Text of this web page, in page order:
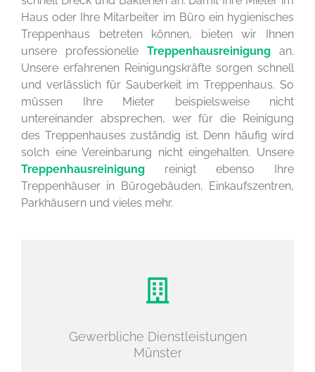
Haus oder Ihre Mitarbeiter im Büro ein hygienisches
Treppenhaus betreten können, bieten wir Ihnen
unsere professionelle Treppenhausreinigung an.
Unsere erfahrenen Reinigungskräfte sorgen schnell
und verlässlich für Sauberkeit im Treppenhaus. So
müssen Ihre Mieter beispielsweise nicht
untereinander absprechen, wer für die Reinigung
des Treppenhauses zuständig ist. Denn häufig wird
solch eine Vereinbarung nicht eingehalten. Unsere
Treppenhausreinigung reinigt ebenso Ihre
Treppenhäuser in Bürogebäuden, Einkaufszentren,
Parkhäusern und vieles mehr.
Gewerbliche Dienstleistungen
Münster